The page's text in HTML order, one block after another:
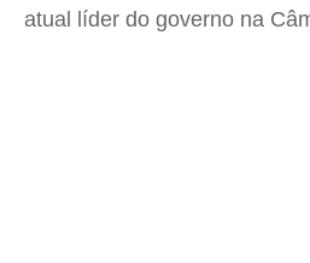
atual líder do governo na